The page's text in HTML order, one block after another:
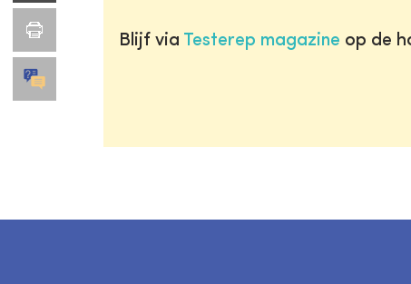
Blijf via Testerep magazine op de